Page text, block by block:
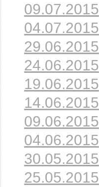
09.07.2015
04.07.2015
29.06.2015
24.06.2015
19.06.2015
14.06.2015
09.06.2015
04.06.2015
30.05.2015
25.05.2015